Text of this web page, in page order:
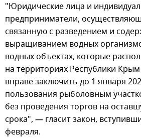
"Юридические лица и
предприниматели,
связанную с разведением и
выращиванием водных
водных объектах, которые
на территориях Республики
вправе заключить до 1 января
пользования рыболовным
без проведения торгов на
срока", — гласит закон,
февраля.